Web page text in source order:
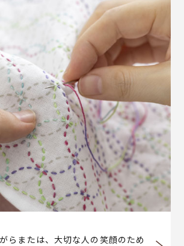
らまたは、大切な人の笑顔のため